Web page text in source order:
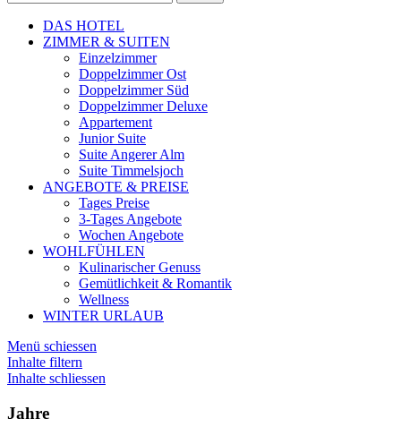
DAS HOTEL
ZIMMER & SUITEN
Einzelzimmer
Doppelzimmer Ost
Doppelzimmer Süd
Doppelzimmer Deluxe
Appartement
Junior Suite
Suite Angerer Alm
Suite Timmelsjoch
ANGEBOTE & PREISE
Tages Preise
3-Tages Angebote
Wochen Angebote
WOHLFÜHLEN
Kulinarischer Genuss
Gemütlichkeit & Romantik
Wellness
WINTER URLAUB
Menü schiessen
Inhalte filtern
Inhalte schliessen
Jahre